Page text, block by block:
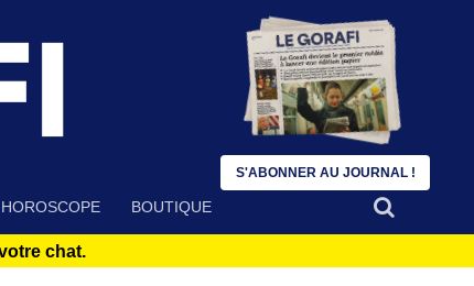
HOROSCOPE BOUTIQUE
chat.
S'ABONNER AU JOURNAL !